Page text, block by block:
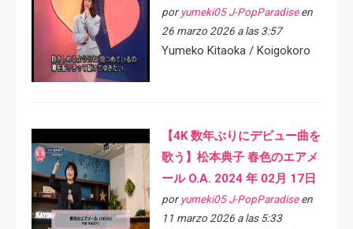
por yumeki05 J-PopParadiseen
26 marzo 2026 a las 3:57
Yumeko Kitaoka / Koigokoro
【4K 数年ぶりにデビュー曲を
歌う】松本典子 春色のエアメ
ール O.A. 2024 年 02月 17日
por yumeki05 J-PopParadiseen
11 marzo 2026 a las 5:33